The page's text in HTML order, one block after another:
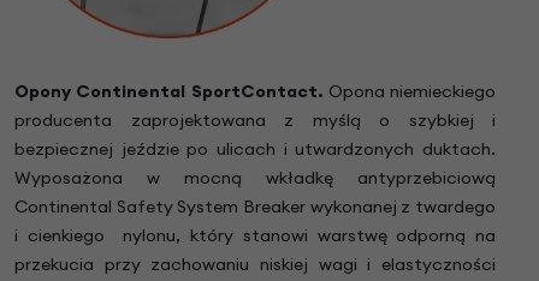
Opony Continental SportContact. Opona niemieckiego
producenta zaprojektowana z myślą o szybkiej i
bezpiecznej jeździe po ulicach i utwardzonych duktach.
Wyposażona w mocną wkładkę antyprzebiciową
Continental Safety System Breaker wykonanej z twardego
i cienkiego nylonu, który stanowi warstwę odporną na
przekucia przy zachowaniu niskiej wagi i elastyczności